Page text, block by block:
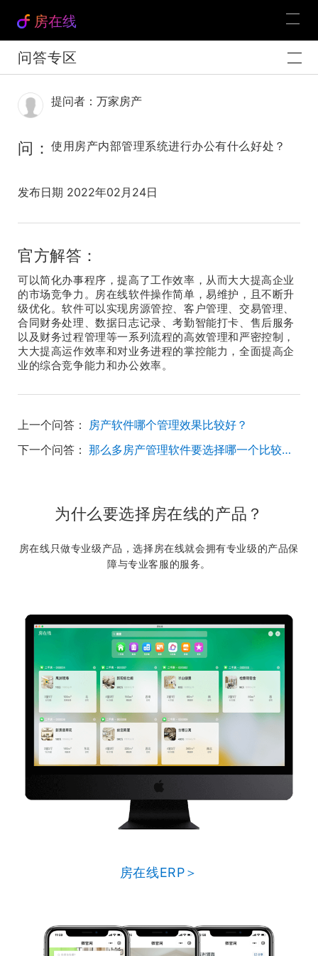
房在线
问答专区
提问者：万家房产
问： 使用房产内部管理系统进行办公有什么好处？
发布日期 2022年02月24日
官方解答：
可以简化办事程序，提高了工作效率，从而大大提高企业
的市场竞争力。房在线软件操作简单，易维护，且不断升
级优化。软件可以实现房源管控、客户管理、交易管理、
合同财务处理、数据日志记录、考勤智能打卡、售后服务
以及财务过程管理等一系列流程的高效管理和严密控制，
大大提高运作效率和对业务进程的掌控能力，全面提高企
业的综合竞争能力和办公效率。
上一个问答： 房产软件哪个管理效果比较好？
下一个问答：
那么多房产管理软件要选择哪一个比较靠谱？
为什么要选择房在线的产品？
房在线只做专业级产品，选择房在线就会拥有专业级的产品保
障与专业客服的服务。
房在线ERP＞